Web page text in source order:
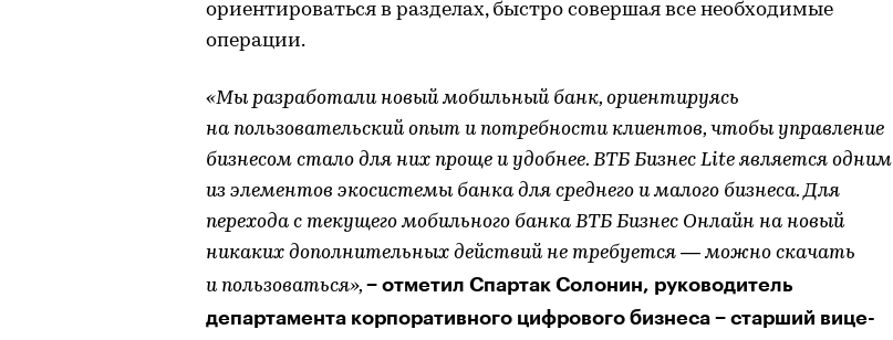
ориентироваться в разделах, быстро совершая все необходимые
операции.
«Мы разработали новый мобильный банк, ориентируясь
на пользовательский опыт и потребности клиентов, чтобы управление
бизнесом стало для них проще и удобнее. ВТБ Бизнес Lite является одним
из элементов экосистемы банка для среднего и малого бизнеса. Для
перехода с текущего мобильного банка ВТБ Бизнес Онлайн на новый
никаких дополнительных действий не требуется — можно скачать
и пользоваться», − отметил Спартак Солонин, руководитель
департамента корпоративного цифрового бизнеса − старший вице-